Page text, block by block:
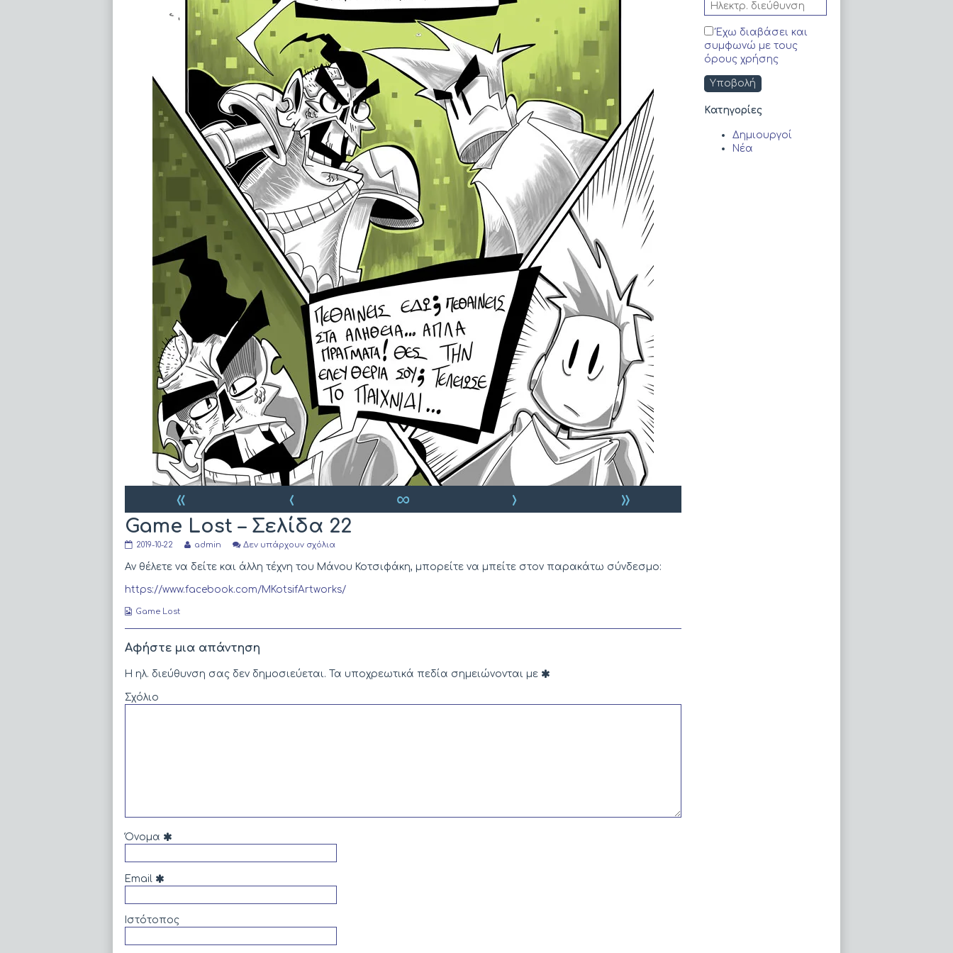
« ‹ ∞ ›
»
Game Lost – Σελίδα 22
Game
–
22
published
on
2019-10-22
Read
posts
the
Lost
Σελίδα
admin Δεν υπάρχουν σχόλια
Lost
Σελίδα
Αν θέλετε να δείτε και άλλη τέχνη του Μάνου Κοτσιφάκη, μπορείτε να μπείτε στον παρακάτω σύνδεσμο:
https://www.facebook.com/MKotsifArtworks/
Webcomic
Game Lost
Αφήστε μια απάντηση
Η ηλ. διεύθυνση σας δεν δημοσιεύεται. Τα υποχρεωτικά πεδία σημειώνονται με
Σχόλιο
Όνομα
Email
Ιστότοπος
Έχω διαβάσει και
συμφωνώ με τους
όρους χρήσης
Kατηγορίες
Δημιουργοί
Νέα